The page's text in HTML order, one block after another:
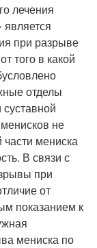
лечения
является
при разрыве
того в какой
отделы
не
части мениска
В связи с
при
от
показанием к
мениска по